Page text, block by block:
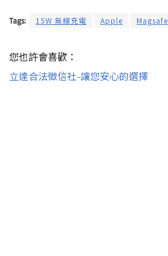
Tags: 15W 無線充電 Apple Magsafe
您也許會喜歡：
立達合法徵信社-讓您安心的選擇